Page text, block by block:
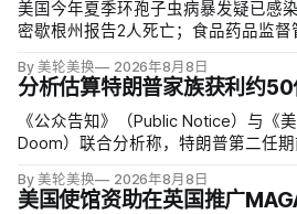
美国今年夏季环孢子虫病暴发疑已感
密歇根州报告2人死亡；食品药品监督
来，但其余来源仍未查清。
By 美轮美换 2026年8月8日
分析估算特朗普家族获利约
《公众告知》（Public Notice）与《
Doom）联合分析称，特朗普第二任
22.5亿美元、外国授权业务2025年收
By 美轮美换 2026年8月8日
美国使馆资助在英国推广